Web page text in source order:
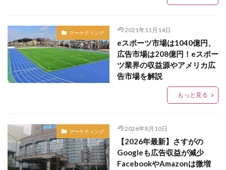
マーケティング 2021年11月14日
eスポーツ市場は1040億円、
広告市場は208億円！eスポー
ツ業界の収益源やアメリカ広
告市場を解説
もっと見る
マーケティング 2026年8月10日
【2026年最新】さすがの
Googleも広告収益が減少
FacebookやAmazonは微増